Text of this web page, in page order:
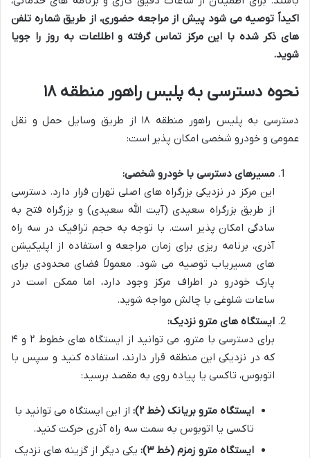
اکیداً توصیه می شود پیش از مراجعه حضوری، از طریق شماره تلفن
های ذکر شده با این مرکز تماس گرفته و اطلاعات به روز را جویا
شوید.
نحوه دسترسی به پلیس راهور منطقه ۱۸
دسترسی به پلیس راهور منطقه ۱۸ از طریق وسایل حمل و نقل
عمومی و خودرو شخصی امکان پذیر است:
مسیرهای دسترسی با خودرو شخصی:
این مرکز در نزدیکی بزرگراه های اصلی تهران قرار دارد. دسترسی
از طریق بزرگراه سعیدی (آیت الله سعیدی) و بزرگراه فتح به
سادگی امکان پذیر است. با توجه به حجم ترافیک در سه راه
آذری، برنامه ریزی برای زمان مراجعه و استفاده از اپلیکیشن
های مسیریاب توصیه می شود. معمولاً فضای محدودی برای
پارک خودرو در اطراف مرکز وجود دارد، اما ممکن است در
ساعات شلوغی با چالش مواجه شوید.
ایستگاه های مترو نزدیک:
برای دسترسی با مترو، می توانید از ایستگاه های خطوط ۲ و ۴
که در نزدیکی این منطقه قرار دارند، استفاده کنید و سپس با
اتوبوس، تاکسی یا پیاده روی به مقصد برسید:
ایستگاه مترو بریانک (خط ۲):
از این ایستگاه می توانید با
تاکسی یا اتوبوس به سمت سه راه آذری حرکت کنید.
ایستگاه مترو زمزم (خط ۳):
یکی دیگر از گزینه های نزدیک